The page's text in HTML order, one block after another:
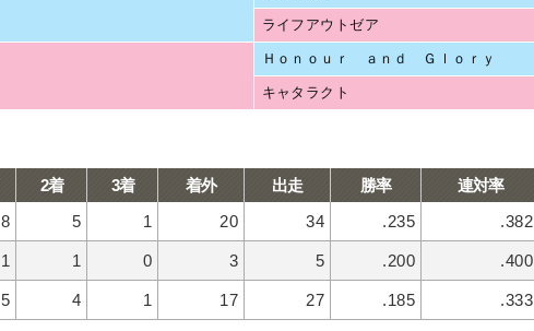
ライフアウトゼア
Ｈｏｎｏｕｒ ａｎｄ Ｇｌｏｒｙ
キャタラクト
2着 3着 着外 出走 勝率 連対率
8 5 1 20 34 .235 .382
1 1 0 3 5 .200 .400
5 4 1 17 27 .185 .333